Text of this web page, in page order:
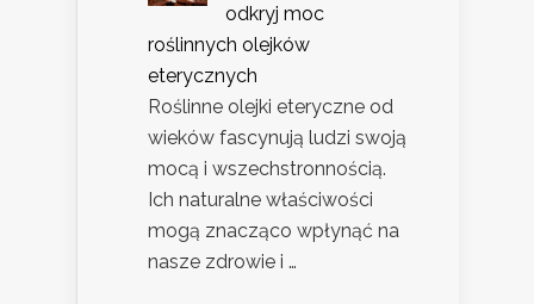
odkryj moc
roślinnych olejków
eterycznych
Roślinne olejki eteryczne od
wieków fascynują ludzi swoją
mocą i wszechstronnością.
Ich naturalne właściwości
mogą znacząco wpłynąć na
nasze zdrowie i …